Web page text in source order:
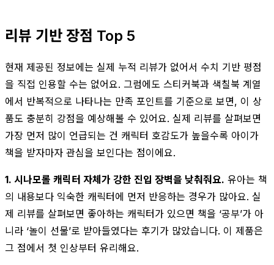
리뷰 기반 장점 Top 5
현재 제공된 정보에는 실제 누적 리뷰가 없어서 수치 기반 평점
을 직접 인용할 수는 없어요. 그럼에도 스티커북과 색칠북 계열
에서 반복적으로 나타나는 만족 포인트를 기준으로 보면, 이 상
품도 충분히 강점을 예상해볼 수 있어요. 실제 리뷰를 살펴보면
가장 먼저 많이 언급되는 건 캐릭터 호감도가 높을수록 아이가
책을 받자마자 관심을 보인다는 점이에요.
1. 시나모롤 캐릭터 자체가 강한 진입 장벽을 낮춰줘요. 유아는 책
의 내용보다 익숙한 캐릭터에 먼저 반응하는 경우가 많아요. 실
제 리뷰를 살펴보면 좋아하는 캐릭터가 있으면 책을 ‘공부’가 아
니라 ‘놀이 선물’로 받아들였다는 후기가 많았습니다. 이 제품은
그 점에서 첫 인상부터 유리해요.